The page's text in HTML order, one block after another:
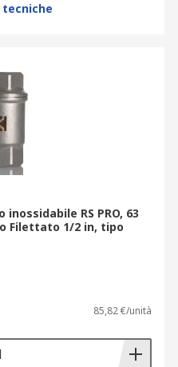
tecniche
RS PRO, 63
Filettato 1/2 in, tipo
85,82 €/unità